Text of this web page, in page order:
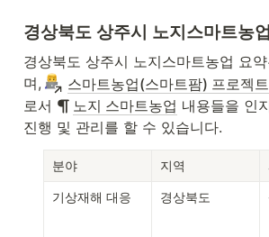
경상북도 상주시 노지스마트농
경상북도 상주시 노지스마트농업 요
며,
스마트농업(스마트팜) 프로젝
로서
노지 스마트농업 내용들을 인
진행 및 관리를 할 수 있습니다.
분야 지역
기상재해 대응 경상북도